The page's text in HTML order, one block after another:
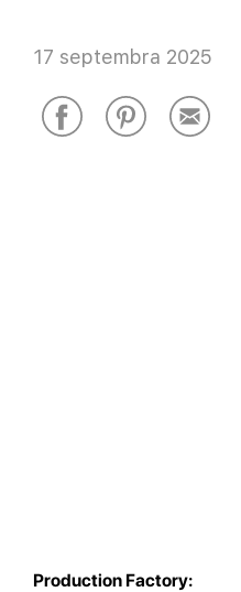
17 septembra 2025
Production Factory: